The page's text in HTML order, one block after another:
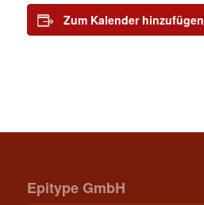
Zum Kalender hinzufügen
Epitype GmbH